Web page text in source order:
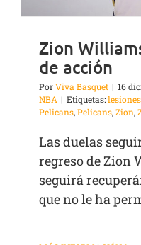
Zion
de acción
PorViva Basquet | 16
NBA | Etiquetas:lesiones
Pelicans,Pelicans,Zion,
Las duelas
regreso de Zion
seguirá
que no le ha